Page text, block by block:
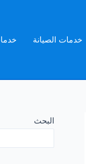
خدمات الصيانة
البحث